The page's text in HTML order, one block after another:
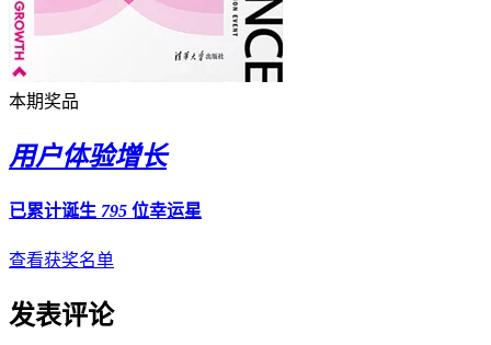
本期奖品
用户体验增长
已累计诞生 795 位幸运星
查看获奖名单
发表评论